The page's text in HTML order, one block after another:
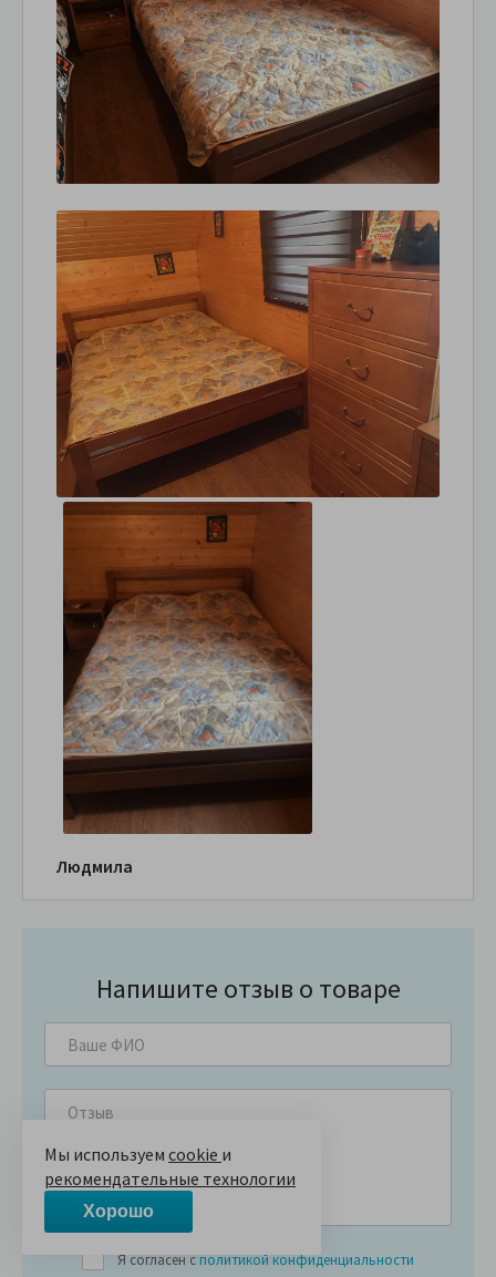
Людмила
Напишите отзыв о товаре
Я согласен сполитикой конфиденциальности
Мы используем cookie и
рекомендательные технологии
Хорошо